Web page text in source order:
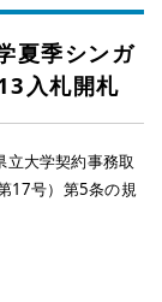
夏季シンガ
入札開札
立大学契約事務取
17号）第5条の規